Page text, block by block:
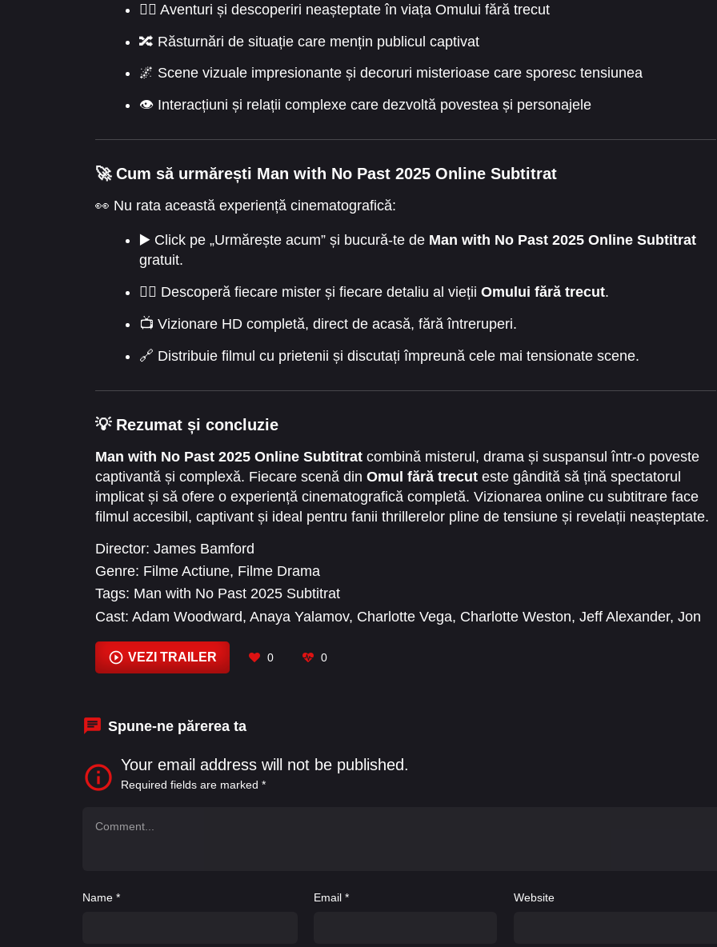
🕵️‍♂️ Aventuri și descoperiri neașteptate în viața Omului fără trecut
🔀 Răsturnări de situație care mențin publicul captivat
🌌 Scene vizuale impresionante și decoruri misterioase care sporesc tensiunea
👁️ Interacțiuni și relații complexe care dezvoltă povestea și personajele
🚀 Cum să urmărești Man with No Past 2025 Online Subtitrat
👀 Nu rata această experiență cinematografică:
▶️ Click pe „Urmărește acum” și bucură-te de Man with No Past 2025 Online Subtitrat
gratuit.
🕵️‍♂️ Descoperă fiecare mister și fiecare detaliu al vieții Omului fără trecut.
📺 Vizionare HD completă, direct de acasă, fără întreruperi.
🔗 Distribuie filmul cu prietenii și discutați împreună cele mai tensionate scene.
💡 Rezumat și concluzie
Man with No Past 2025 Online Subtitrat combină misterul, drama și suspansul într-o poveste
captivantă și complexă. Fiecare scenă din Omul fără trecut este gândită să țină spectatorul
implicat și să ofere o experiență cinematografică completă. Vizionarea online cu subtitrare face
filmul accesibil, captivant și ideal pentru fanii thrillerelor pline de tensiune și revelații neașteptate.
Director: James Bamford
Genre: Filme Actiune, Filme Drama
Tags: Man with No Past 2025 Subtitrat
Cast: Adam Woodward, Anaya Yalamov, Charlotte Vega, Charlotte Weston, Jeff Alexander, Jon
Tim Fellingham
VEZI TRAILER 0 0
Spune-ne părerea ta
Your email address will not be published.
Required fields are marked *
Name * Email* Website